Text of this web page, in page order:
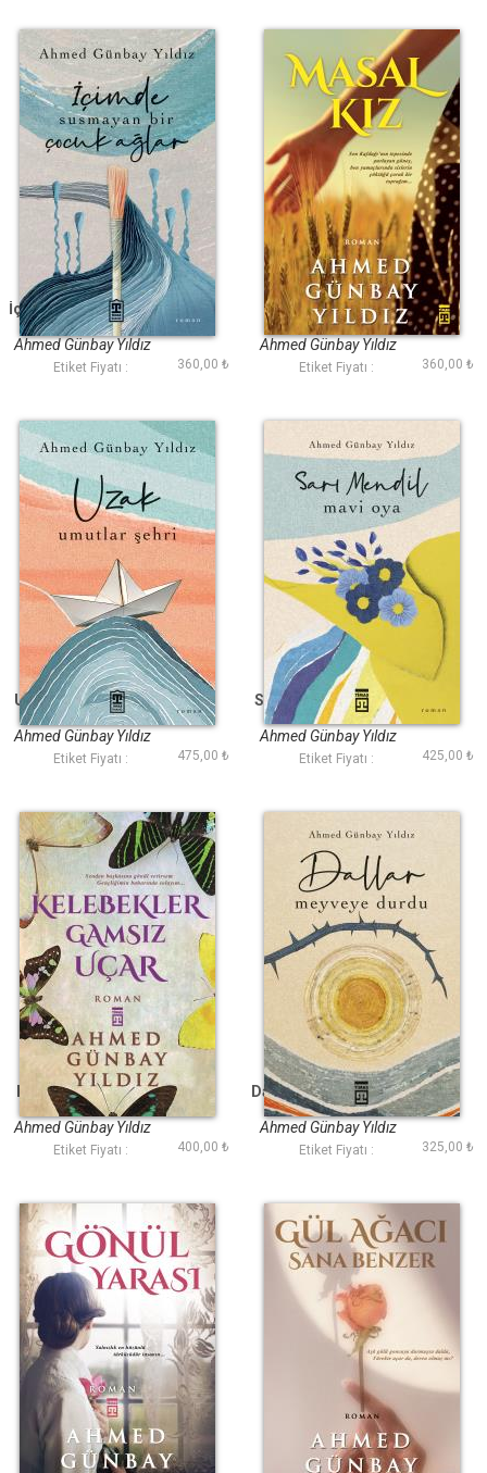
İçimde Susmayan Bir
Çocuk Ağlar
Ahmed Günbay Yıldız
Etiket Fiyatı : 360,00 ₺
Masal Kız
Ahmed Günbay Yıldız
Etiket Fiyatı : 360,00 ₺
Uzak Umutlar Şehri
Ahmed Günbay Yıldız
Etiket Fiyatı : 475,00 ₺
Sarı Mendil Mavi Oya
Ahmed Günbay Yıldız
Etiket Fiyatı : 425,00 ₺
Kelebekler Gamsız
Uçar
Ahmed Günbay Yıldız
Etiket Fiyatı : 400,00 ₺
Dallar Meyveye Durdu
Ahmed Günbay Yıldız
Etiket Fiyatı : 325,00 ₺